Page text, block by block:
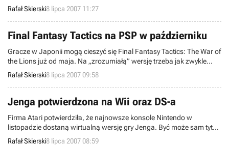
przedświąteczny i ukaże się na PlayStation 2, Wii, DS-a i GBA.
Znowu więc będziemy musieli pomóc małemu smokowi w
ratowaniu świata.
Rafał Skierski8 lipca 2007 11:27
Final Fantasy Tactics na PSP w październiku
Gracze w Japonii mogą cieszyć się Final Fantasy Tactics: The War of
the Lions już od maja. Na „zrozumiałą” wersję trzeba jak zwykle
czekać odpowiednio dłużej. Notka prasowa Square-Enix mówi, że
będziemy mogli zagrać w ten tytuł od października.
Rafał Skierski8 lipca 2007 09:58
Jenga potwierdzona na Wii oraz DS-a
Firma Atari potwierdziła, że najnowsze konsole Nintendo w
listopadzie dostaną wirtualną wersję gry Jenga. Być może sam tytuł
niewiele Wam mówi, ale są duże szanse na to, że już mieliście z tą
Rafał Skierski8 lipca 2007 08:59